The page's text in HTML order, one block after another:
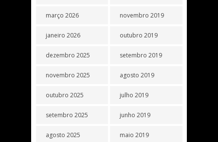
março 2026
janeiro 2026
dezembro 2025
novembro 2025
outubro 2025
setembro 2025
agosto 2025
novembro 2019
outubro 2019
setembro 2019
agosto 2019
julho 2019
junho 2019
maio 2019